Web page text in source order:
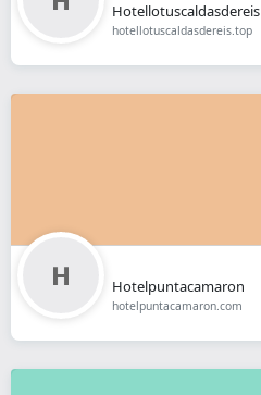
Hotellotuscaldasdereis
hotellotuscaldasdereis.top
Hotelpuntacamaron
hotelpuntacamaron.com